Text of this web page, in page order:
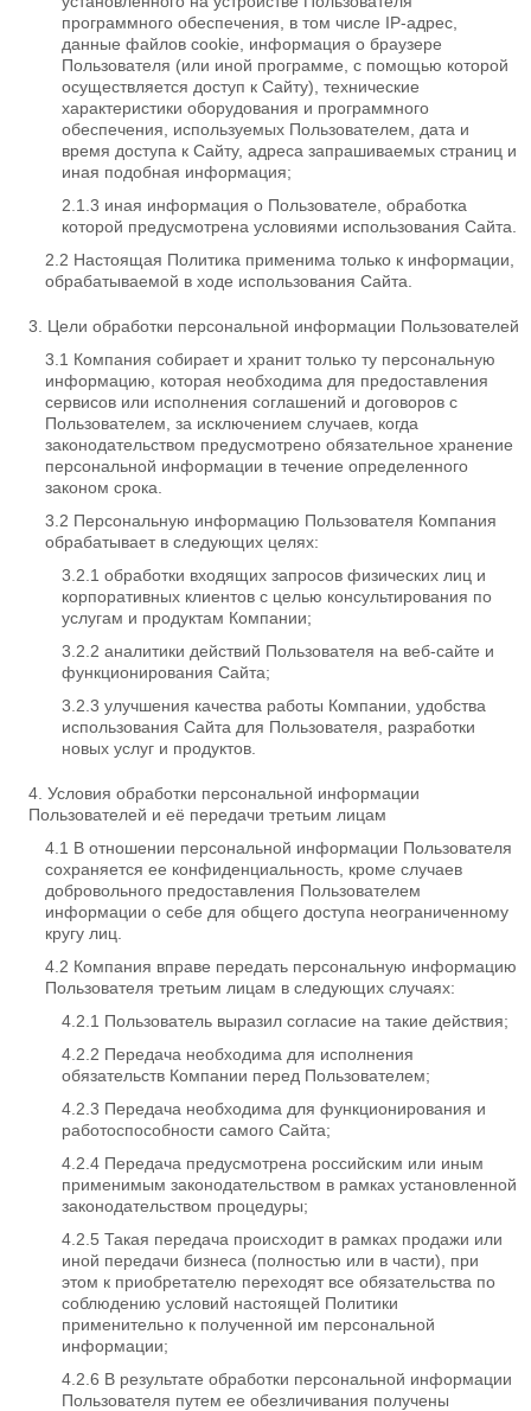
программного обеспечения, в том числе IP-адрес,
данные файлов cookie, информация о браузере
Пользователя (или иной программе, с помощью которой
осуществляется доступ к Сайту), технические
характеристики оборудования и программного
обеспечения, используемых Пользователем, дата и
время доступа к Сайту, адреса запрашиваемых страниц и
иная подобная информация;
иная информация о Пользователе, обработка
которой предусмотрена условиями использования Сайта.
Настоящая Политика применима только к информации,
обрабатываемой в ходе использования Сайта.
Цели обработки персональной информации Пользователей
Компания собирает и хранит только ту персональную
информацию, которая необходима для предоставления
сервисов или исполнения соглашений и договоров с
Пользователем, за исключением случаев, когда
законодательством предусмотрено обязательное хранение
персональной информации в течение определенного
законом срока.
Персональную информацию Пользователя Компания
обрабатывает в следующих целях:
обработки входящих запросов физических лиц и
корпоративных клиентов с целью консультирования по
услугам и продуктам Компании;
аналитики действий Пользователя на веб-сайте и
функционирования Сайта;
улучшения качества работы Компании, удобства
использования Сайта для Пользователя, разработки
новых услуг и продуктов.
Условия обработки персональной информации
Пользователей и её передачи третьим лицам
В отношении персональной информации Пользователя
сохраняется ее конфиденциальность, кроме случаев
добровольного предоставления Пользователем
информации о себе для общего доступа неограниченному
кругу лиц.
Компания вправе передать персональную информацию
Пользователя третьим лицам в следующих случаях:
Пользователь выразил согласие на такие действия;
Передача необходима для исполнения
обязательств Компании перед Пользователем;
Передача необходима для функционирования и
работоспособности самого Сайта;
Передача предусмотрена российским или иным
применимым законодательством в рамках установленной
законодательством процедуры;
Такая передача происходит в рамках продажи или
иной передачи бизнеса (полностью или в части), при
этом к приобретателю переходят все обязательства по
соблюдению условий настоящей Политики
применительно к полученной им персональной
информации;
В результате обработки персональной информации
Пользователя путем ее обезличивания получены